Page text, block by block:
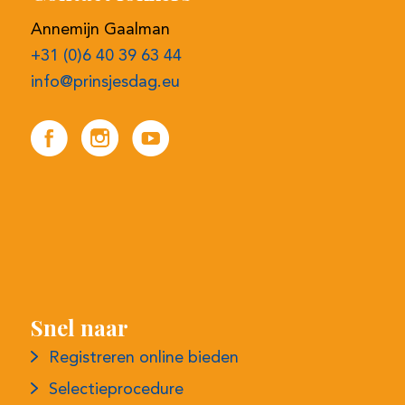
Annemijn Gaalman
+31 (0)6 40 39 63 44
info@prinsjesdag.eu
Snel naar
Registreren online bieden
Selectieprocedure